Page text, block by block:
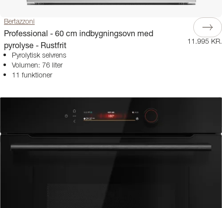
Bertazzoni
Professional - 60 cm indbygningsovn med
pyrolyse - Rustfrit
Pyrolytisk selvrens
Volumen: 76 liter
11 funktioner
11.995 KR.